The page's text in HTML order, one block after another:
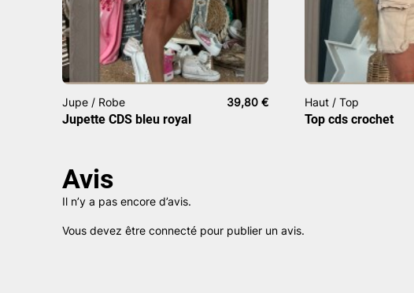
Jupe / Robe 39,80 €
Jupette CDS bleu royal
Haut / Top
Top cds crochet
Avis
Il n’y a pas encore d’avis.
Vous devez être connecté pour publier un avis.